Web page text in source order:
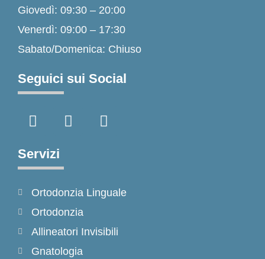
Giovedì: 09:30 – 20:00
Venerdì: 09:00 – 17:30
Sabato/Domenica: Chiuso
Seguici sui Social
a
e
b
o
k
-
f
n
r
a
m
i
Servizi
Ortodonzia Linguale
Ortodonzia
Allineatori Invisibili
Gnatologia